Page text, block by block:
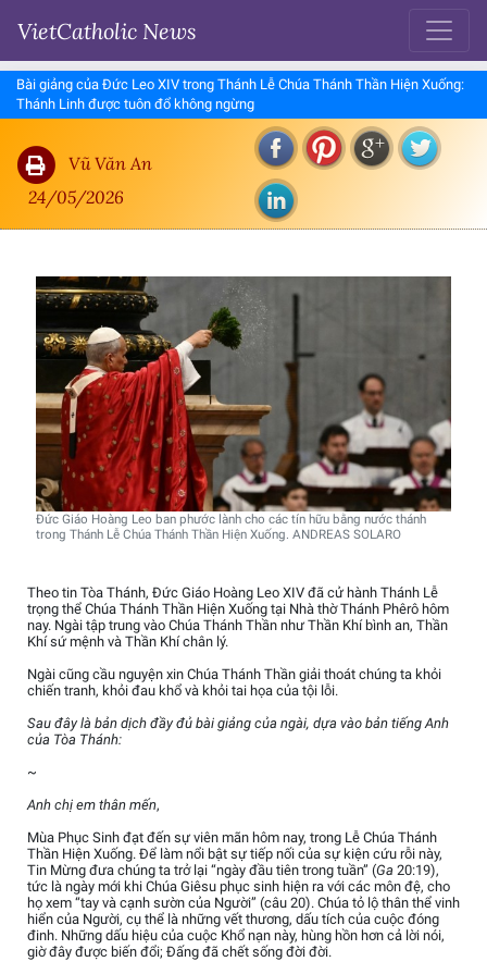
VietCatholic News
Bài giảng của Đức Leo XIV trong Thánh Lễ Chúa Thánh Thần Hiện Xuống:
Thánh Linh được tuôn đổ không ngừng
Vũ Văn An
24/05/2026
Đức Giáo Hoàng Leo ban phước lành cho các tín hữu bằng nước thánh
trong Thánh Lễ Chúa Thánh Thần Hiện Xuống. ANDREAS SOLARO
Theo tin Tòa Thánh, Đức Giáo Hoàng Leo XIV đã cử hành Thánh Lễ
trọng thể Chúa Thánh Thần Hiện Xuống tại Nhà thờ Thánh Phêrô hôm
nay. Ngài tập trung vào Chúa Thánh Thần như Thần Khí bình an, Thần
Khí sứ mệnh và Thần Khí chân lý.
Ngài cũng cầu nguyện xin Chúa Thánh Thần giải thoát chúng ta khỏi
chiến tranh, khỏi đau khổ và khỏi tai họa của tội lỗi.
Sau đây là bản dịch đầy đủ bài giảng của ngài, dựa vào bản tiếng Anh
của Tòa Thánh:
~
Anh chị em thân mến,
Mùa Phục Sinh đạt đến sự viên mãn hôm nay, trong Lễ Chúa Thánh
Thần Hiện Xuống. Để làm nổi bật sự tiếp nối của sự kiện cứu rỗi này,
Tin Mừng đưa chúng ta trở lại “ngày đầu tiên trong tuần” (Ga 20:19),
tức là ngày mới khi Chúa Giêsu phục sinh hiện ra với các môn đệ, cho
họ xem “tay và cạnh sườn của Người” (câu 20). Chúa tỏ lộ thân thể vinh
hiển của Người, cụ thể là những vết thương, dấu tích của cuộc đóng
đinh. Những dấu hiệu của cuộc Khổ nạn này, hùng hồn hơn cả lời nói,
giờ đây được biến đổi; Đấng đã chết sống đời đời.